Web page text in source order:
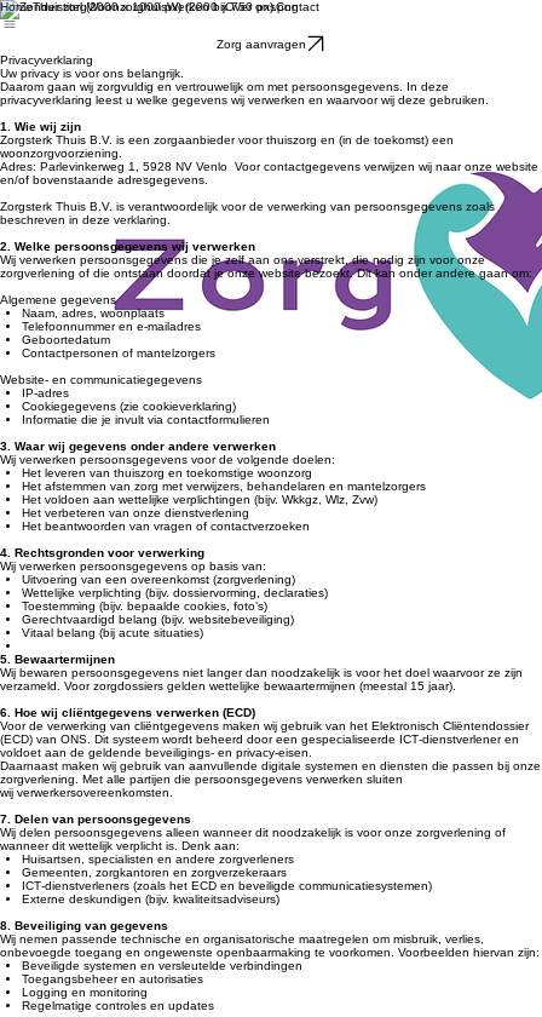
HomeThuiszorgWoonzorghuisWerken bijOver onsContact
Zorg aanvragen
Privacyverklaring
Uw privacy is voor ons belangrijk.
Daarom gaan wij zorgvuldig en vertrouwelijk om met persoonsgegevens. In deze
privacyverklaring leest u welke gegevens wij verwerken en waarvoor wij deze gebruiken.
1. Wie wij zijn
Zorgsterk Thuis B.V. is een zorgaanbieder voor thuiszorg en (in de toekomst) een
woonzorgvoorziening.
Adres: Parlevinkerweg 1, 5928 NV Venlo Voor contactgegevens verwijzen wij naar onze website
en/of bovenstaande adresgegevens.
Zorgsterk Thuis B.V. is verantwoordelijk voor de verwerking van persoonsgegevens zoals
beschreven in deze verklaring.
2. Welke persoonsgegevens wij verwerken
Wij verwerken persoonsgegevens die je zelf aan ons verstrekt, die nodig zijn voor onze
zorgverlening of die ontstaan doordat je onze website bezoekt. Dit kan onder andere gaan om:
Algemene gegevens
Naam, adres, woonplaats
Telefoonnummer en e-mailadres
Geboortedatum
Contactpersonen of mantelzorgers
Website- en communicatiegegevens
IP-adres
Cookiegegevens (zie cookieverklaring)
Informatie die je invult via contactformulieren
3. Waar wij gegevens onder andere verwerken
Wij verwerken persoonsgegevens voor de volgende doelen:
Het leveren van thuiszorg en toekomstige woonzorg
Het afstemmen van zorg met verwijzers, behandelaren en mantelzorgers
Het voldoen aan wettelijke verplichtingen (bijv. Wkkgz, Wlz, Zvw)
Het verbeteren van onze dienstverlening
Het beantwoorden van vragen of contactverzoeken
4. Rechtsgronden voor verwerking
Wij verwerken persoonsgegevens op basis van:
Uitvoering van een overeenkomst (zorgverlening)
Wettelijke verplichting (bijv. dossiervorming, declaraties)
Toestemming (bijv. bepaalde cookies, foto’s)
Gerechtvaardigd belang (bijv. websitebeveiliging)
Vitaal belang (bij acute situaties)
5. Bewaartermijnen
Wij bewaren persoonsgegevens niet langer dan noodzakelijk is voor het doel waarvoor ze zijn
verzameld. Voor zorgdossiers gelden wettelijke bewaartermijnen (meestal 15 jaar).
6. Hoe wij cliëntgegevens verwerken (ECD)
Voor de verwerking van cliëntgegevens maken wij gebruik van het Elektronisch Cliëntendossier
(ECD) van ONS. Dit systeem wordt beheerd door een gespecialiseerde ICT‑dienstverlener en
voldoet aan de geldende beveiligings- en privacy-eisen.
Daarnaast maken wij gebruik van aanvullende digitale systemen en diensten die passen bij onze
zorgverlening. Met alle partijen die persoonsgegevens verwerken sluiten
wij verwerkersovereenkomsten.
7. Delen van persoonsgegevens
Wij delen persoonsgegevens alleen wanneer dit noodzakelijk is voor onze zorgverlening of
wanneer dit wettelijk verplicht is. Denk aan:
Huisartsen, specialisten en andere zorgverleners
Gemeenten, zorgkantoren en zorgverzekeraars
ICT‑dienstverleners (zoals het ECD en beveiligde communicatiesystemen)
Externe deskundigen (bijv. kwaliteitsadviseurs)
8. Beveiliging van gegevens
Wij nemen passende technische en organisatorische maatregelen om misbruik, verlies,
onbevoegde toegang en ongewenste openbaarmaking te voorkomen. Voorbeelden hiervan zijn:
Beveiligde systemen en versleutelde verbindingen
Toegangsbeheer en autorisaties
Logging en monitoring
Regelmatige controles en updates